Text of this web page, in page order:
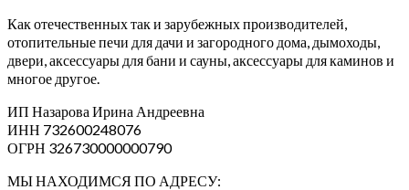
Как отечественных так и зарубежных производителей,
отопительные печи для дачи и загородного дома, дымоходы,
двери, аксессуары для бани и сауны, аксессуары для каминов и
многое другое.
ИП Назарова Ирина Андреевна⁠
ИНН 732600248076
ОГРН 326730000000790
МЫ НАХОДИМСЯ ПО АДРЕСУ: